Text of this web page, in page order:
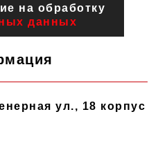
на обработку
данных
ул., 18 корпус